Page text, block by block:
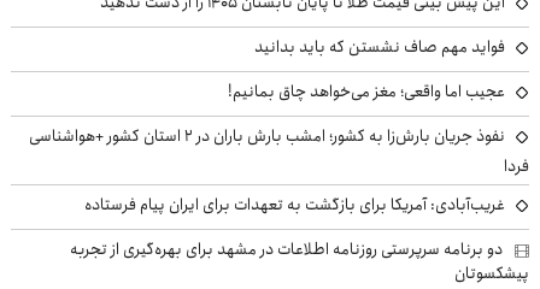
فواید مهم صاف نشستن که باید بدانید
عجیب اما واقعی؛ مغز می‌خواهد چاق بمانیم!
نفوذ جریان بارش‌زا به کشور؛ امشب بارش باران در ۲ استان کشور +هواشناسی
فردا
غریب‌آبادی: آمریکا برای بازگشت به تعهدات برای ایران پیام فرستاده
دو برنامه سرپرستی روزنامه اطلاعات در مشهد برای بهره‌گیری از تجربه
پیشکسوتان